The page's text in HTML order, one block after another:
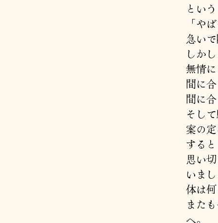
とい
「や
急い
しか
無情
間に
間に
そし
案の
する
思い
いま
体は
また
へ。